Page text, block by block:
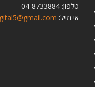
טלפון: 04-8733884
אי מייל: